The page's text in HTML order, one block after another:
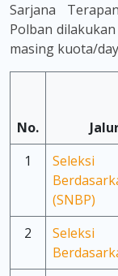
Sarjana
Polban
masing kuota/
No.
1
(SNBP)
2